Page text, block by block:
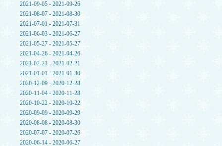
2021-09-05 - 2021-09-26
2021-08-07 - 2021-08-30
2021-07-01 - 2021-07-31
2021-06-03 - 2021-06-27
2021-05-27 - 2021-05-27
2021-04-26 - 2021-04-26
2021-02-21 - 2021-02-21
2021-01-01 - 2021-01-30
2020-12-09 - 2020-12-28
2020-11-04 - 2020-11-28
2020-10-22 - 2020-10-22
2020-09-09 - 2020-09-29
2020-08-08 - 2020-08-30
2020-07-07 - 2020-07-26
2020-06-14 - 2020-06-27